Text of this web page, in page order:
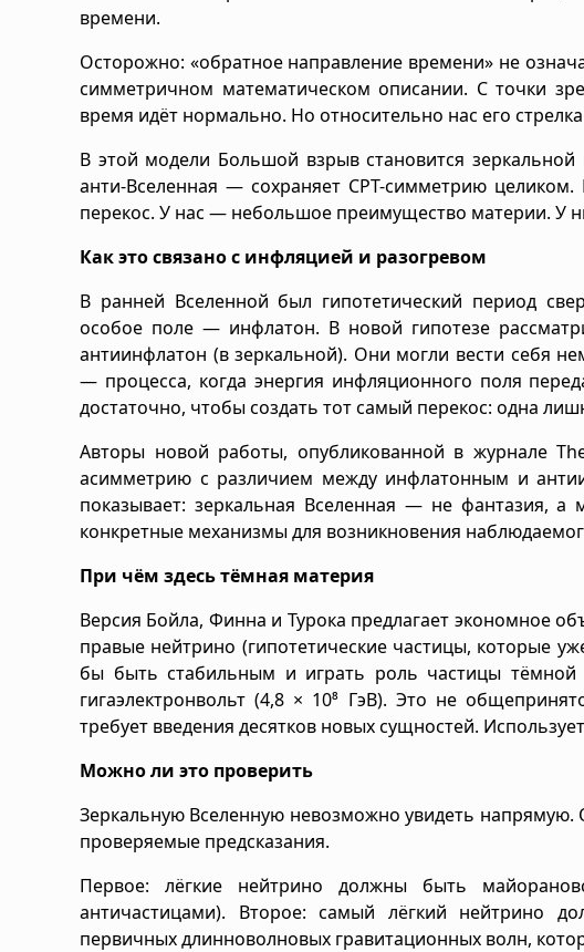
времени.
Осторожно: «обратное направление времени» не
симметричном математическом описании. С точки
время идёт нормально. Но относительно нас его
В этой модели Большой взрыв становится
анти-Вселенная — сохраняет CPT-симметрию
перекос. У нас — небольшое преимущество материи. У
Как это связано с инфляцией и разогревом
В ранней Вселенной был гипотетический период
особое поле — инфлатон. В новой гипотезе
антиинфлатон (в зеркальной). Они могли вести себя
— процесса, когда энергия инфляционного поля
достаточно, чтобы создать тот самый перекос: одна
Авторы новой работы, опубликованной в журнале
асимметрию с различием между инфлатонным и
показывает: зеркальная Вселенная — не фантазия, а
конкретные механизмы для возникновения
При чём здесь тёмная материя
Версия Бойла, Финна и Турока предлагает экономное
правые нейтрино (гипотетические частицы, которые
бы быть стабильным и играть роль частицы
гигаэлектронвольт (4,8 × 10⁸ ГэВ). Это не
требует введения десятков новых сущностей.
Можно ли это проверить
Зеркальную Вселенную невозможно увидеть
проверяемые предсказания.
Первое: лёгкие нейтрино должны быть
античастицами). Второе: самый лёгкий нейтрино
первичных длинноволновых гравитационных волн,